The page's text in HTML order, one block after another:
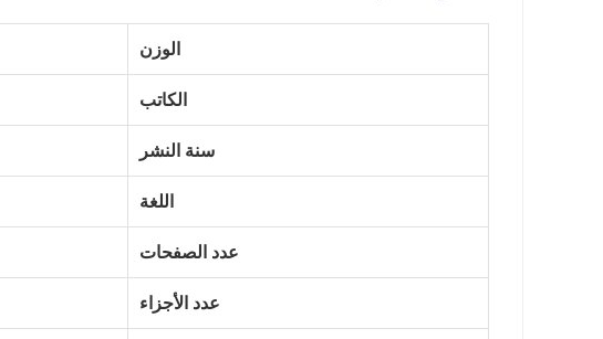
الوزن
الكاتب
سنة النشر
اللغة
عدد الصفحات
عدد الأجزاء